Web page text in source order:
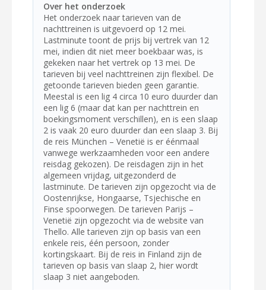
Over het onderzoek
Het onderzoek naar tarieven van de
nachttreinen is uitgevoerd op 12 mei.
Lastminute toont de prijs bij vertrek van 12
mei, indien dit niet meer boekbaar was, is
gekeken naar het vertrek op 13 mei. De
tarieven bij veel nachttreinen zijn flexibel. De
getoonde tarieven bieden geen garantie.
Meestal is een lig 4 circa 10 euro duurder dan
een lig 6 (maar dat kan per nachttrein en
boekingsmoment verschillen), en is een slaap
2 is vaak 20 euro duurder dan een slaap 3. Bij
de reis München – Venetië is er éénmaal
vanwege werkzaamheden voor een andere
reisdag gekozen). De reisdagen zijn in het
algemeen vrijdag, uitgezonderd de
lastminute. De tarieven zijn opgezocht via de
Oostenrijkse, Hongaarse, Tsjechische en
Finse spoorwegen. De tarieven Parijs –
Venetië zijn opgezocht via de website van
Thello. Alle tarieven zijn op basis van een
enkele reis, één persoon, zonder
kortingskaart. Bij de reis in Finland zijn de
tarieven op basis van slaap 2, hier wordt
slaap 3 niet aangeboden.